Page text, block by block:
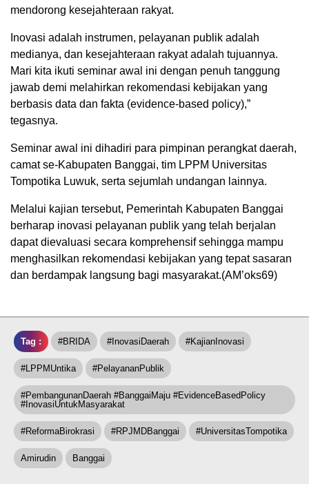
mendorong kesejahteraan rakyat.
Inovasi adalah instrumen, pelayanan publik adalah
medianya, dan kesejahteraan rakyat adalah tujuannya.
Mari kita ikuti seminar awal ini dengan penuh tanggung
jawab demi melahirkan rekomendasi kebijakan yang
berbasis data dan fakta (evidence-based policy),”
tegasnya.
Seminar awal ini dihadiri para pimpinan perangkat daerah,
camat se-Kabupaten Banggai, tim LPPM Universitas
Tompotika Luwuk, serta sejumlah undangan lainnya.
Melalui kajian tersebut, Pemerintah Kabupaten Banggai
berharap inovasi pelayanan publik yang telah berjalan
dapat dievaluasi secara komprehensif sehingga mampu
menghasilkan rekomendasi kebijakan yang tepat sasaran
dan berdampak langsung bagi masyarakat.(AM’oks69)
Tag : #BRIDA #InovasiDaerah #KajianInovasi
#LPPMUntika #PelayananPublik
#PembangunanDaerah #BanggaiMaju #EvidenceBasedPolicy
#InovasiUntukMasyarakat
#ReformaBirokrasi #RPJMDBanggai #UniversitasTompotika
Amirudin Banggai